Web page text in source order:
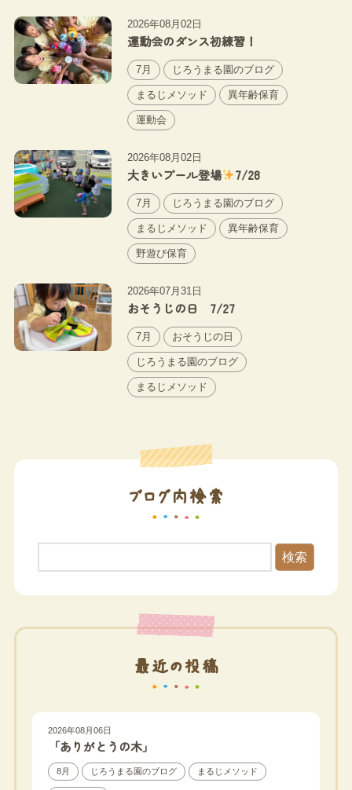
2026年08月02日
運動会のダンス初練習！
7月 じろうまる園のブログ
まるじメソッド 異年齢保育
運動会
2026年08月02日
大きいプール登場 7/28
7月 じろうまる園のブログ
まるじメソッド 異年齢保育
野遊び保育
2026年07月31日
おそうじの日 7/27
7月 おそうじの日
じろうまる園のブログ
まるじメソッド
ブログ内検索
検索
最近の投稿
2026年08月06日
「ありがとうの木」
8月 じろうまる園のブログ まるじメソッド